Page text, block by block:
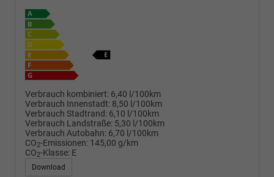
Verbrauch kombiniert: 6,40 l/100km
Verbrauch Innenstadt: 8,50 l/100km
Verbrauch Stadtrand: 6,10 l/100km
Verbrauch Landstraße: 5,30 l/100km
Verbrauch Autobahn: 6,70 l/100km
CO2-Emissionen: 145,00 g/km
CO2-Klasse: E
Download